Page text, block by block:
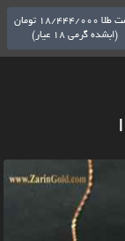
18/444/000 تومان
(ابشده گرمی 18 عیار)